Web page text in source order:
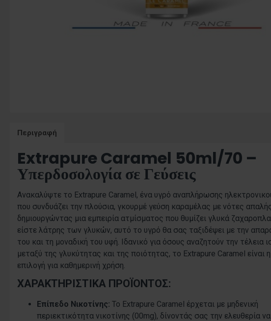
Περιγραφή
Extrapure Caramel 50ml/70 –
Υπερδοσολογία σε Γεύσεις
Ανακαλύψτε το Extrapure Caramel, ένα υγρό αναπλήρωσης
που συνδυάζει την πλούσια, γκουρμέ γεύση καραμέλας με νότες
δημιουργώντας μια εμπειρία ατμίσματος που θυμίζει γλυκά
είστε λάτρης των γλυκών, αυτό το υγρό θα σας ταξιδέψει με την
του και τη μοναδική του υφή. Ιδανικό για όσους αναζητούν την τέλεια
μεταξύ της γλυκύτητας και της ποιότητας, το Extrapure Caramel είναι η
επιλογή για καθημερινή χρήση.
ΧΑΡΑΚΤΗΡΙΣΤΙΚΆ ΠΡΟΪΌΝΤΟΣ:
Επίπεδο Νικοτίνης: Το Extrapure Caramel έρχεται με μηδενική
περιεκτικότητα νικοτίνης (00mg), δίνοντάς σας την ελευθερία